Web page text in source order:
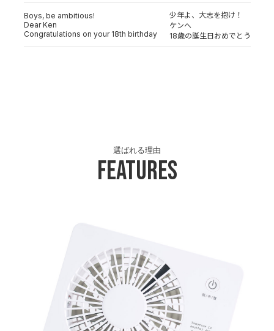
Boys, be ambitious!
Dear Ken
Congratulations on your 18th birthday
少年よ、大志を抱け！
ケンへ
18歳の誕生日おめでとう
Features
選ばれる理由